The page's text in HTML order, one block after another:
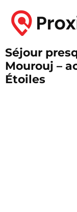
Séjour
Mourouj –
Étoiles